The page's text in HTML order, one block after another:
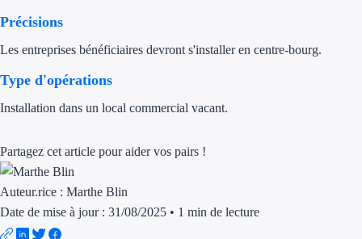
Simulateur d'éligibilité
Précisions
Les entreprises bénéficiaires devront s'installer en centre-bourg.
Type d'opérations
Installation dans un local commercial vacant.
Partagez cet article pour aider vos pairs !
Auteur.rice : Marthe Blin
Date de mise à jour : 31/08/2025 • 1 min de lecture